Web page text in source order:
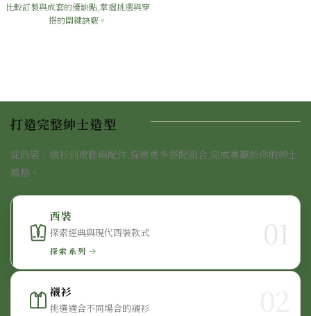
比較訂製與成套的優缺點,掌握挑選與穿
搭的關鍵訣竅。
打造完整紳士造型
從西裝、襯衫到皮鞋與配件,探索更多搭配組合,完成專屬於你的紳士
風格。
01
西裝
探索經典與現代西裝款式
探索系列
襯衫
挑選適合不同場合的襯衫